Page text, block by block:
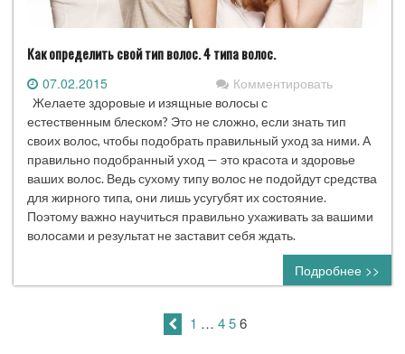
Как определить свой тип волос. 4 типа волос.
07.02.2015 Комментировать
Желаете здоровые и изящные волосы с
естественным блеском? Это не сложно, если знать тип
своих волос, чтобы подобрать правильный уход за ними. А
правильно подобранный уход — это красота и здоровье
ваших волос. Ведь сухому типу волос не подойдут средства
для жирного типа, они лишь усугубят их состояние.
Поэтому важно научиться правильно ухаживать за вашими
волосами и результат не заставит себя ждать.
Подробнее >>
1 … 4 5 6